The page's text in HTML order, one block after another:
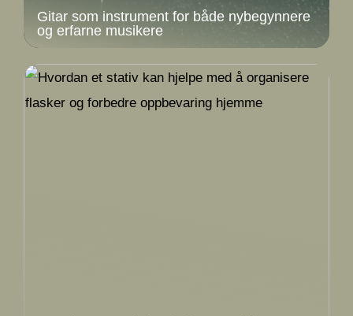
Gitar som instrument for både nybegynnere
og erfarne musikere